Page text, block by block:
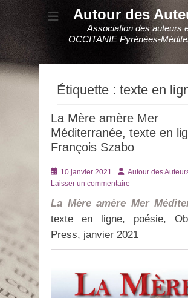
Autour des
Association des auteurs
OCCITANIE Pyrénées-
Étiquette : texte en
La Mère amère Mer
Méditerranée, texte en
François Szabo
Posté
le
10 janvier 2021 AuteurAutour des
Laisser un commentaire
La Mère amère Mer
texte en ligne, poésie,
Press, janvier 2021